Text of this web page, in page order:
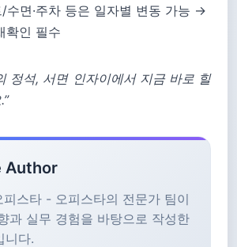
수면·주차 등은 일자별 변동 가능 →
확인 필수
정석, 서면 인자이에서 지금 바로 힐
Author
스타 - 오피스타의 전문가 팀이
과 실무 경험을 바탕으로 작성한
니다.